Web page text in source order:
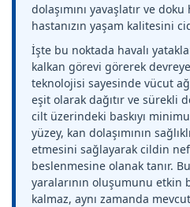
dolaşımını yavaşlatır ve
hastanızın yaşam kalitesini
İşte bu noktada havalı
kalkan görevi görerek
teknolojisi sayesinde vücut
eşit olarak dağıtır ve sürekli
cilt üzerindeki baskıyı
yüzey, kan dolaşımının
etmesini sağlayarak cildin
beslenmesine olanak tanır.
yaralarının oluşumunu etkin
kalmaz, aynı zamanda